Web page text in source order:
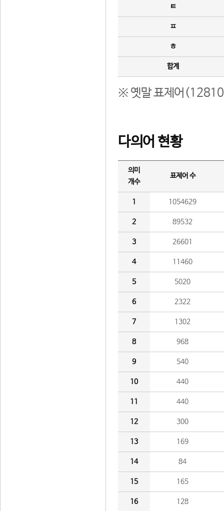
ㅌ
ㅍ
ㅎ
합계
※ 옛말 표제어(12810
다의어 현황
의미
개수
표제어 수
1 1054629
2 89532
3 26601
4 11460
5 5020
6 2322
7 1302
8 968
9 540
10 440
11 440
12 300
13 169
14 84
15 165
16 128